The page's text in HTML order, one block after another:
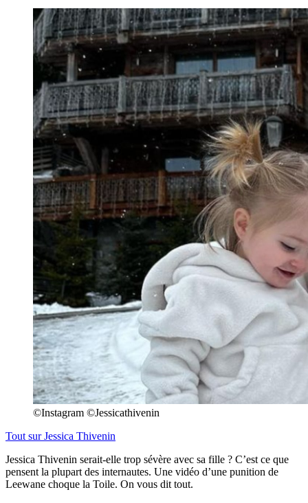
©Instagram ©Jessicathivenin
Tout surJessica Thivenin
Jessica Thivenin serait-elle trop sévère avec sa fille ? C’est ce que
pensent la plupart des internautes. Une vidéo d’une punition de
Leewane choque la Toile. On vous dit tout.